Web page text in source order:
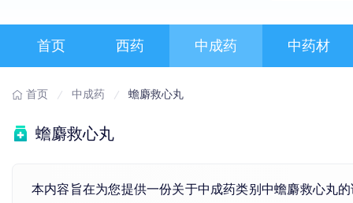
首页 西药 中成药 中药材
首页 中成药 蟾麝救心丸
蟾麝救心丸
本内容旨在为您提供一份关于中成药类别中蟾麝救心丸